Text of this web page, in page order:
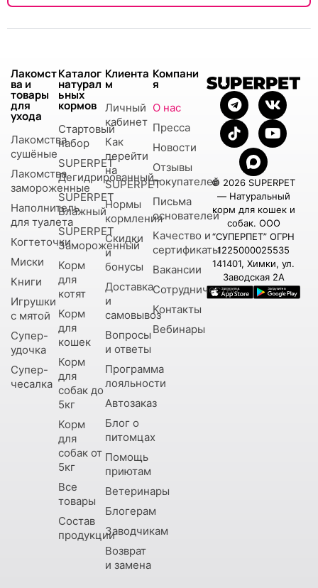
© 2026 SUPERPET
— Натуральный
корм для кошек и
собак. ООО
“СУПЕРПЕТ” ОГРН
1225000025535
141401, Химки, ул.
Заводская 2А
Компани
я
О нас
Пресса
Новости
Отзывы
покупателей
Письма
основателей
Качество и
сертификаты
Вакансии
Сотрудничество
Контакты
Вебинары
Клиента
м
Личный
кабинет
Как
перейти
на
SUPERPET
Нормы
кормления
Скидки
и
бонусы
Доставка
и
самовывоз
Вопросы
и ответы
Программа
лояльности
Автозаказ
Блог о
питомцах
Помощь
приютам
Ветеринары
Блогерам
Заводчикам
Возврат
и замена
Каталог
натурал
ьных
кормов
Стартовый
набор
SUPERPET
Дегидрированный
SUPERPET
Влажный
SUPERPET
Замороженный
Корм
для
котят
Корм
для
кошек
Корм
для
собак до
5кг
Корм
для
собак от
5кг
Все
товары
Состав
продукции
Лакомст
ва и
товары
для
ухода
Лакомства
сушёные
Лакомства
замороженные
Наполнитель
для туалета
Когтеточки
Миски
Книги
Игрушки
с мятой
Супер-
удочка
Супер-
чесалка